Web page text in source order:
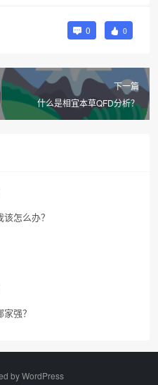
0 0
下一篇
什么是相宜本草QFD分析？
怎么办？
强？
byWordPress